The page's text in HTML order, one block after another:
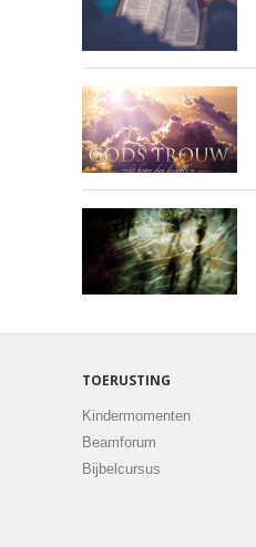
TOERUSTING
Kindermomenten
Beamforum
Bijbelcursus